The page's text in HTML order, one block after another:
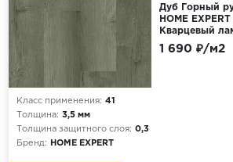
Дуб Горный
HOME
Кварцевый
Класс применения: 41
Толщина: 3,5 мм
Толщина защитного слоя: 0,3
Бренд:
HOME EXPERT
1 690 ₽/м2